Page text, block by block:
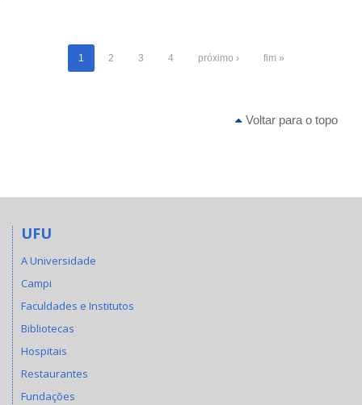
1 2 3 4 próximo › fim »
Voltar para o topo
UFU
A Universidade
Campi
Faculdades e Institutos
Bibliotecas
Hospitais
Restaurantes
Fundações